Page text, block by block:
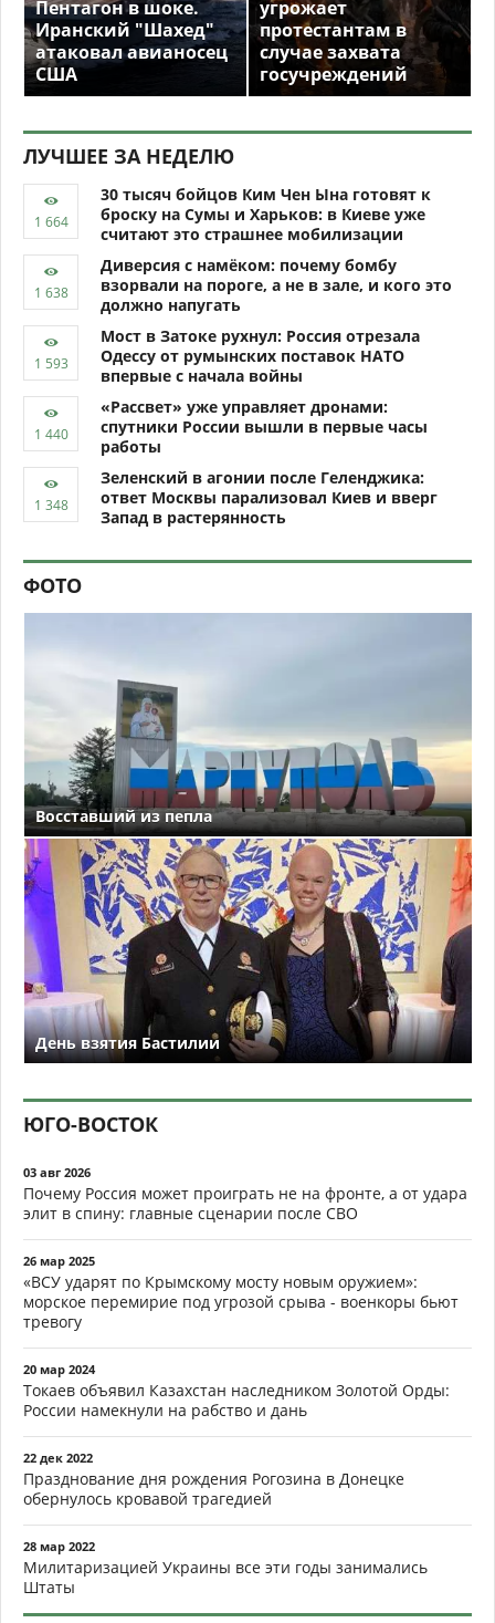
Пентагон в шоке.
Иранский "Шахед"
атаковал авианосец
США
угрожает
протестантам в
случае захвата
госучреждений
ЛУЧШЕЕ ЗА НЕДЕЛЮ
30 тысяч бойцов Ким Чен Ына готовят к
броску на Сумы и Харьков: в Киеве уже
считают это страшнее мобилизации
Диверсия с намёком: почему бомбу
взорвали на пороге, а не в зале, и кого это
должно напугать
Мост в Затоке рухнул: Россия отрезала
Одессу от румынских поставок НАТО
впервые с начала войны
«Рассвет» уже управляет дронами:
спутники России вышли в первые часы
работы
Зеленский в агонии после Геленджика:
ответ Москвы парализовал Киев и вверг
Запад в растерянность
ФОТО
Восставший из пепла
День взятия Бастилии
ЮГО-ВОСТОК
03 авг 2026
Почему Россия может проиграть не на фронте, а от удара
элит в спину: главные сценарии после СВО
26 мар 2025
«ВСУ ударят по Крымскому мосту новым оружием»:
морское перемирие под угрозой срыва - военкоры бьют
тревогу
20 мар 2024
Токаев объявил Казахстан наследником Золотой Орды:
России намекнули на рабство и дань
22 дек 2022
Празднование дня рождения Рогозина в Донецке
обернулось кровавой трагедией
28 мар 2022
Милитаризацией Украины все эти годы занимались
Штаты